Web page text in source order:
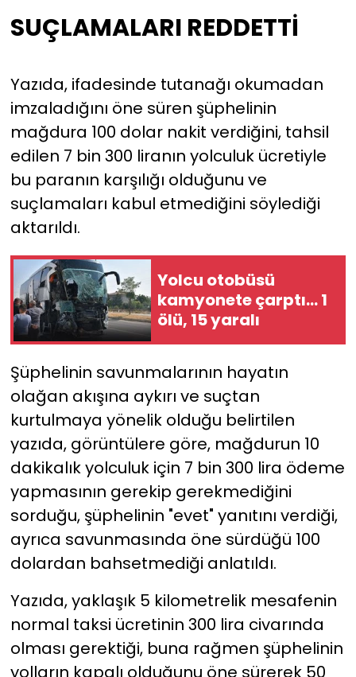
SUÇLAMALARI REDDETTİ
Yazıda, ifadesinde tutanağı okumadan
imzaladığını öne süren şüphelinin
mağdura 100 dolar nakit verdiğini, tahsil
edilen 7 bin 300 liranın yolculuk ücretiyle
bu paranın karşılığı olduğunu ve
suçlamaları kabul etmediğini söylediği
aktarıldı.
Yolcu otobüsü
kamyonete çarptı... 1
ölü, 15 yaralı
Şüphelinin savunmalarının hayatın
olağan akışına aykırı ve suçtan
kurtulmaya yönelik olduğu belirtilen
yazıda, görüntülere göre, mağdurun 10
dakikalık yolculuk için 7 bin 300 lira ödeme
yapmasının gerekip gerekmediğini
sorduğu, şüphelinin "evet" yanıtını verdiği,
ayrıca savunmasında öne sürdüğü 100
dolardan bahsetmediği anlatıldı.
Yazıda, yaklaşık 5 kilometrelik mesafenin
normal taksi ücretinin 300 lira civarında
olması gerektiği, buna rağmen şüphelinin
yolların kapalı olduğunu öne sürerek 50